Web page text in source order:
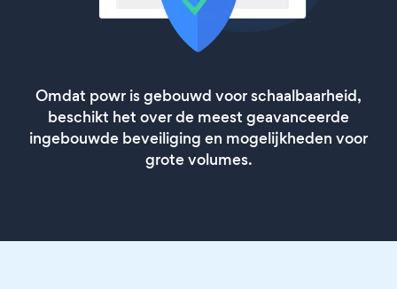
Omdat powr is gebouwd voor schaalbaarheid,
beschikt het over de meest geavanceerde
ingebouwde beveiliging en mogelijkheden voor
grote volumes.